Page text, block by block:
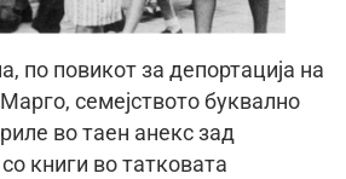
по повикот за депортација на
семејството буквално
во таен анекс зад
книги во татковата